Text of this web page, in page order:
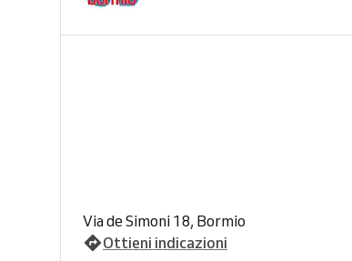
Via de Simoni 18, Bormio
Ottieni indicazioni